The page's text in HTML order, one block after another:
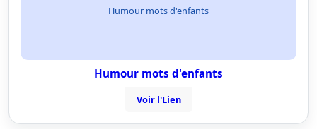
Humour mots d'enfants
Humour mots d'enfants
Voir l'Lien